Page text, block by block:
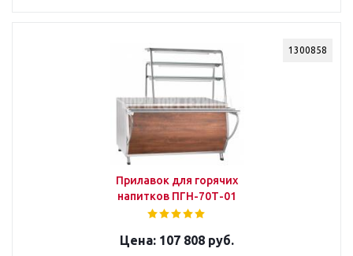
1300858
Прилавок для горячих
напитков ПГН-70Т-01
107 808 руб.